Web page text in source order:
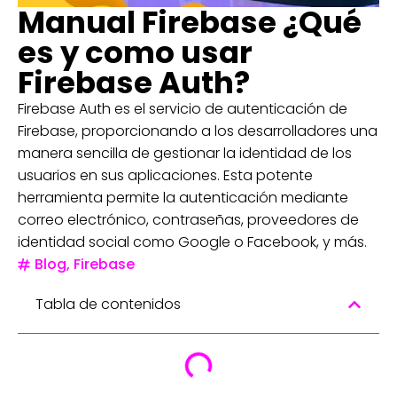
Manual Firebase ¿Qué
es y como usar
Firebase Auth?
Firebase Auth es el servicio de autenticación de
Firebase, proporcionando a los desarrolladores una
manera sencilla de gestionar la identidad de los
usuarios en sus aplicaciones. Esta potente
herramienta permite la autenticación mediante
correo electrónico, contraseñas, proveedores de
identidad social como Google o Facebook, y más.
Blog, Firebase
Tabla de contenidos